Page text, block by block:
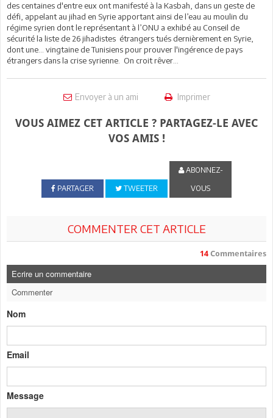
des centaines d'entre eux ont manifesté à la Kasbah, dans un geste de
défi, appelant au jihad en Syrie apportant ainsi de l’eau au moulin du
régime syrien dont le représentant à l’ONU a exhibé au Conseil de
sécurité la liste de 26 jihadistes étrangers tués dernièrement en Syrie,
dont une… vingtaine de Tunisiens pour prouver l'ingérence de pays
étrangers dans la crise syrienne. On croit rêver...
Envoyer à un ami Imprimer
VOUS AIMEZ CET ARTICLE ? PARTAGEZ-LE AVEC
VOS AMIS !
PARTAGER TWEETER
ABONNEZ-
VOUS
COMMENTER CET ARTICLE
14 Commentaires
Ecrire un commentaire
Commenter
Nom
Email
Message